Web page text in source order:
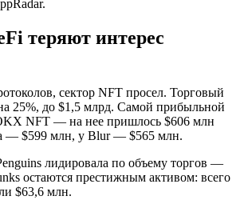
теряют интерес
сектор NFT просел. Торговый
25%, до $1,5 млрд. Самой прибыльной
NFT — на нее пришлось $606 млн
— $599 млн, у Blur — $565 млн.
лидировала по объему торгов —
остаются престижным активом: всего
$63,6 млн.